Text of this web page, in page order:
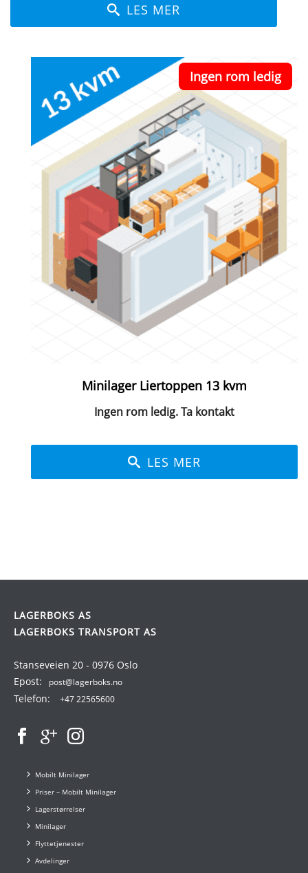
LES MER
Ingen rom ledig
Minilager Liertoppen 13 kvm
Ingen rom ledig. Ta kontakt
LES MER
LAGERBOKS AS
LAGERBOKS TRANSPORT AS
Stanseveien 20 - 0976 Oslo
Epost:
post@lagerboks.no
Telefon: +47 22565600
Mobilt Minilager
Priser – Mobilt Minilager
Lagerstørrelser
Minilager
Flyttetjenester
Avdelinger